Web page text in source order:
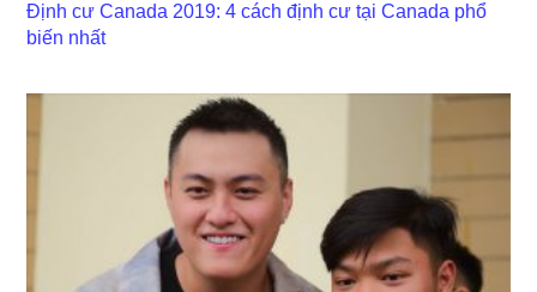
Định cư Canada 2019: 4 cách định cư tại Canada phổ
biến nhất